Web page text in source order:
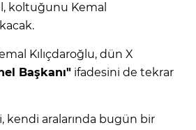
koltuğunu Kemal
Kılıçdaroğlu, dün X
Başkanı" ifadesini de tekrar
kendi aralarında bugün bir